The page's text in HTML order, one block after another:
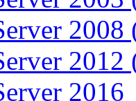
2008
2012
2016